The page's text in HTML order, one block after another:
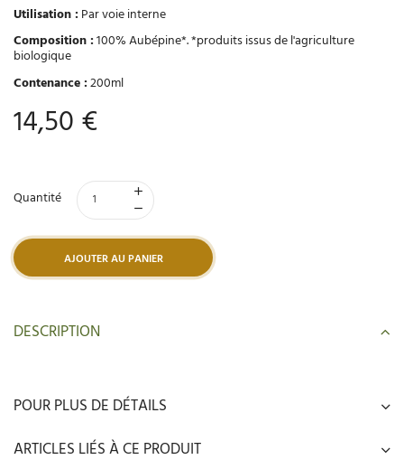
Utilisation :Par voie interne
Composition :100% Aubépine*. *produits issus de l'agriculture
biologique
Contenance :200ml
14,50 €
Quantité
AJOUTER AU PANIER
DESCRIPTION
POUR PLUS DE DÉTAILS
ARTICLES LIÉS À CE PRODUIT